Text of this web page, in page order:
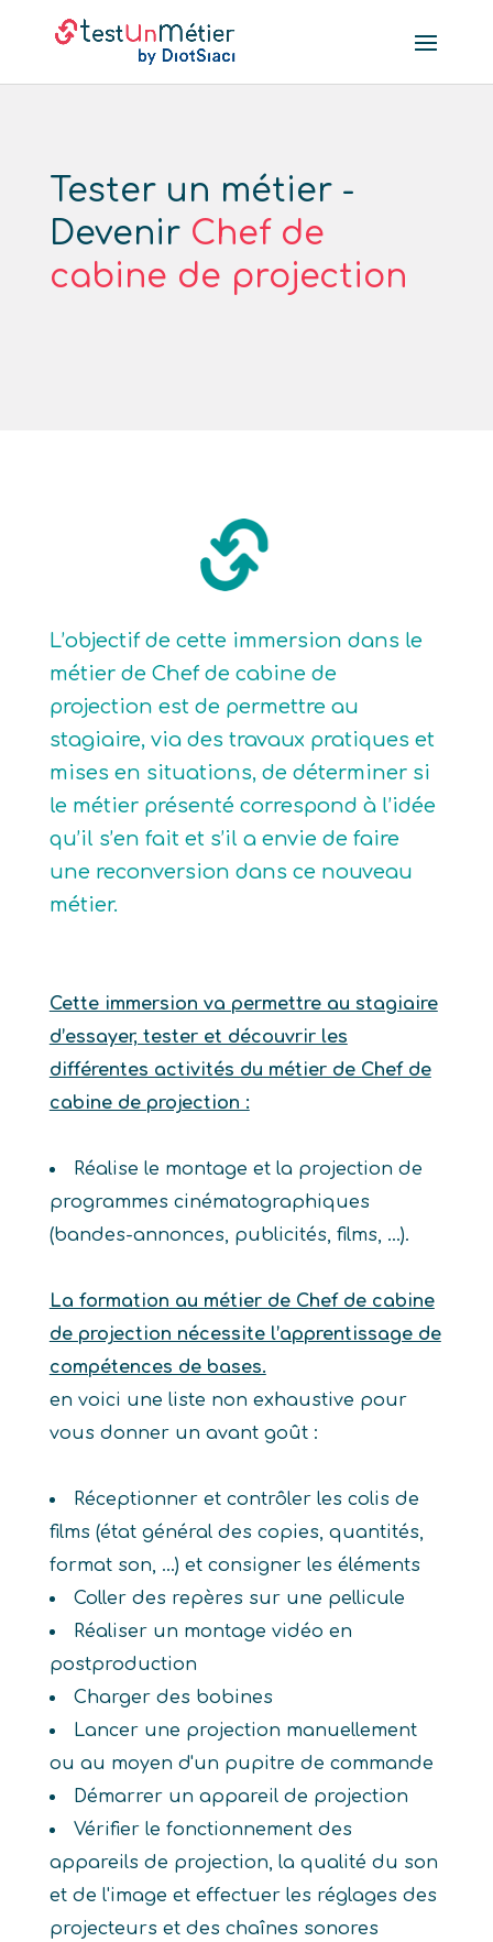
Tester un métier -
Devenir Chef de
cabine de projection
L’objectif de cette immersion dans le
métier de Chef de cabine de
projection est de permettre au
stagiaire, via des travaux pratiques et
mises en situations, de déterminer si
le métier présenté correspond à l’idée
qu’il s’en fait et s’il a envie de faire
une reconversion dans ce nouveau
métier.
Cette immersion va permettre au stagiaire
d’essayer, tester et découvrir les
différentes activités du métier de Chef de
cabine de projection :
Réalise le montage et la projection de
programmes cinématographiques
(bandes-annonces, publicités, films, …).
La formation au métier de Chef de cabine
de projection nécessite l’apprentissage de
compétences de bases.
en voici une liste non exhaustive pour
vous donner un avant goût :
Réceptionner et contrôler les colis de
films (état général des copies, quantités,
format son, ...) et consigner les éléments
Coller des repères sur une pellicule
Réaliser un montage vidéo en
postproduction
Charger des bobines
Lancer une projection manuellement
ou au moyen d'un pupitre de commande
Démarrer un appareil de projection
Vérifier le fonctionnement des
appareils de projection, la qualité du son
et de l'image et effectuer les réglages des
projecteurs et des chaînes sonores